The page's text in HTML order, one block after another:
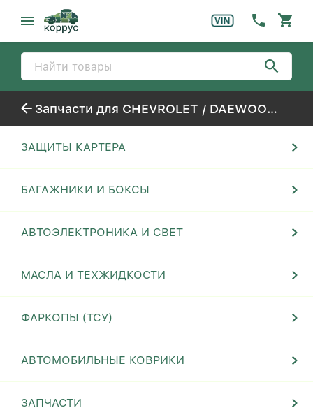
Запчасти для CHEVROLET / DAEWOO NIVA
ЗАЩИТЫ КАРТЕРА
БАГАЖНИКИ И БОКСЫ
АВТОЭЛЕКТРОНИКА И СВЕТ
МАСЛА И ТЕХЖИДКОСТИ
ФАРКОПЫ (ТСУ)
АВТОМОБИЛЬНЫЕ КОВРИКИ
ЗАПЧАСТИ